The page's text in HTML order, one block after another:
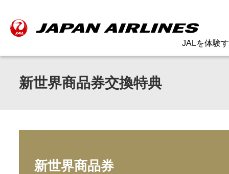
JALを体験
新世界商品券交換特典
新世界商品券